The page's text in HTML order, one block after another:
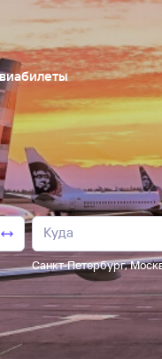
Санкт-Петербург,